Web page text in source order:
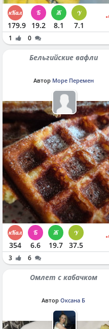
179.9 19.2 8.1 7.1
1 0
Бельгийские вафли
Автор Море Перемен
354 6.6 19.7 37.5
3 6
Омлет с кабачком
Автор Оксана Б